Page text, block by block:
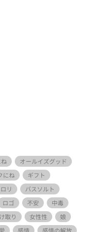
オールイズグッド
にね
ギフト
リ
バスソルト
ロゴ 不安
中毒
取り 女性性
娘
愛 感情
感情の解放